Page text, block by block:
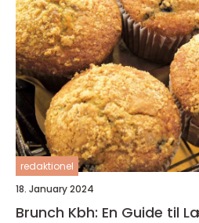
redaktionel
18. January 2024
Brunch Kbh: En Guide til